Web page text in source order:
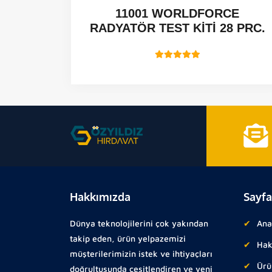
11001 WORLDFORCE
RADYATÖR TEST KİTİ 28 PRC.
Hakkımızda
Dünya teknolojilerini çok yakından
takip eden, ürün yelpazemizi
müşterilerimizin istek ve ihtiyaçları
doğrultusunda çeşitlendiren ve yeni